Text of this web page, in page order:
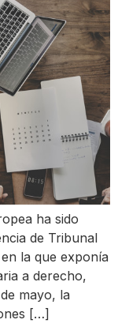
ha sido
de Tribunal
la que exponía
a derecho,
mayo, la
[…]